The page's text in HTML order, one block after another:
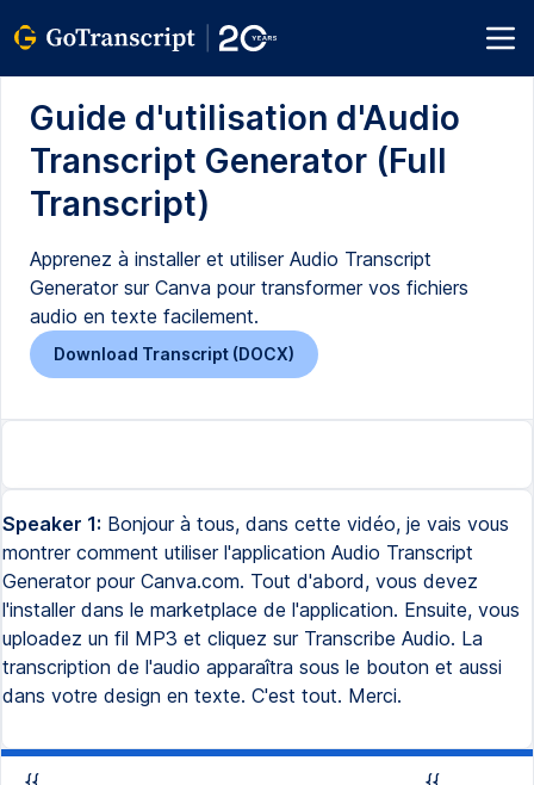
Guide d'utilisation d'Audio
Transcript Generator (Full
Transcript)
Apprenez à installer et utiliser Audio Transcript
Generator sur Canva pour transformer vos fichiers
audio en texte facilement.
Download Transcript (DOCX)
Speaker 1: Bonjour à tous, dans cette vidéo, je vais vous
montrer comment utiliser l'application Audio Transcript
Generator pour Canva.com. Tout d'abord, vous devez
l'installer dans le marketplace de l'application. Ensuite, vous
uploadez un fil MP3 et cliquez sur Transcribe Audio. La
transcription de l'audio apparaîtra sous le bouton et aussi
dans votre design en texte. C'est tout. Merci.
{{
{{